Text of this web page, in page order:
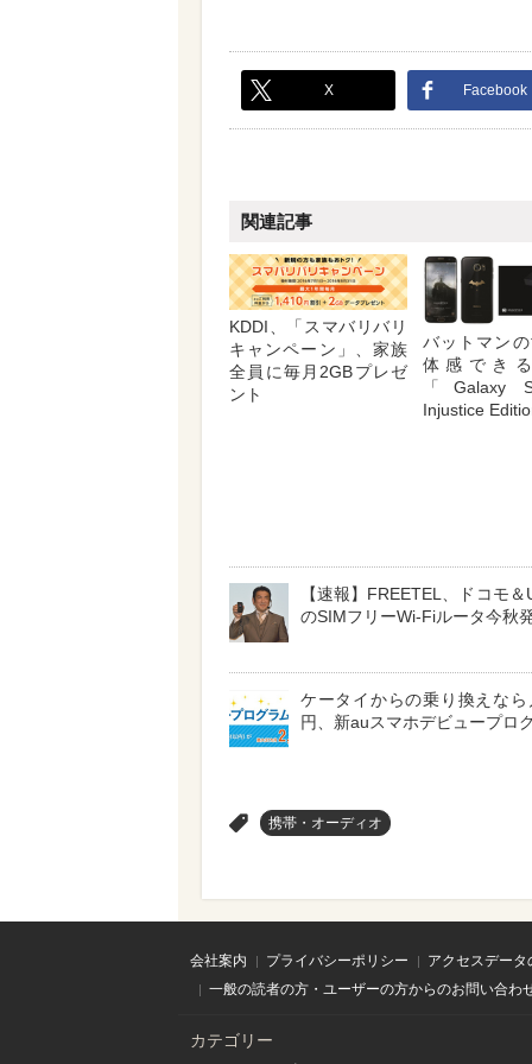
X Facebook
関連記事
KDDI、「スマバリバリ
キャンペーン」、家族
全員に毎月2GBプレゼ
ント
バットマン
体感でき
「Galaxy
Injustice
【速報】FREETEL、ドコモ
のSIMフリーWi-Fiルータ今秋
ケータイからの乗り換えなら
円、新auスマホデビュープロ
携帯・オーディオ
会社案内 プライバシーポリシー
アクセスデー
一般の読者の方・ユーザーの方からのお問い合わ
カテゴリー